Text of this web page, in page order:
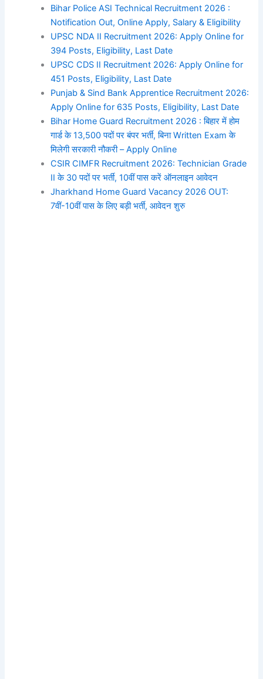
Bihar Police ASI Technical Recruitment 2026 :
Notification Out, Online Apply, Salary & Eligibility
UPSC NDA II Recruitment 2026: Apply Online for
394 Posts, Eligibility, Last Date
UPSC CDS II Recruitment 2026: Apply Online for
451 Posts, Eligibility, Last Date
Punjab & Sind Bank Apprentice Recruitment 2026:
Apply Online for 635 Posts, Eligibility, Last Date
Bihar Home Guard Recruitment 2026 : बिहार में होम
गार्ड के 13,500 पदों पर बंपर भर्ती, बिना Written Exam के
मिलेगी सरकारी नौकरी – Apply Online
CSIR CIMFR Recruitment 2026: Technician Grade
II के 30 पदों पर भर्ती, 10वीं पास करें ऑनलाइन आवेदन
Jharkhand Home Guard Vacancy 2026 OUT:
7वीं-10वीं पास के लिए बड़ी भर्ती, आवेदन शुरु